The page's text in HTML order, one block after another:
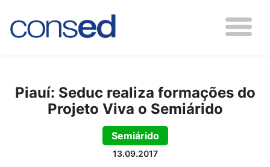
Piauí: Seduc realiza formações do
Projeto Viva o Semiárido
Semiárido
13.09.2017